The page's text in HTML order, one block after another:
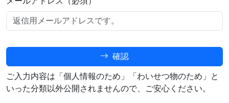
確認
ご入力内容は「個人情報のため」「わいせつ物のため」と
いった分類以外公開されませんので、ご安心ください。